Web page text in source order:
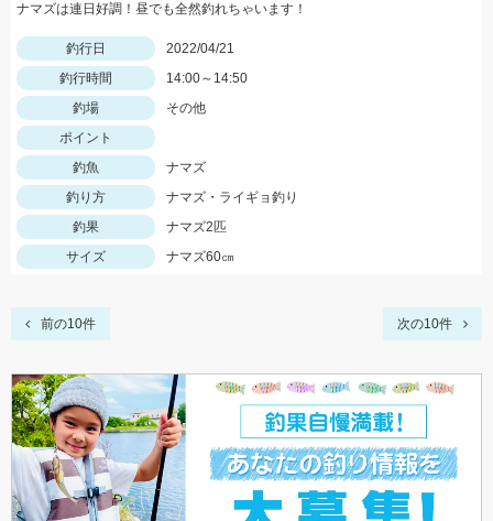
ナマズは連日好調！昼でも全然釣れちゃいます！
釣行日
2022/04/21
釣行時間
14:00～14:50
釣場
その他
ポイント
釣魚
ナマズ
釣り方
ナマズ・ライギョ釣り
釣果
ナマズ2匹
サイズ
ナマズ60㎝
前の10件 次の10件